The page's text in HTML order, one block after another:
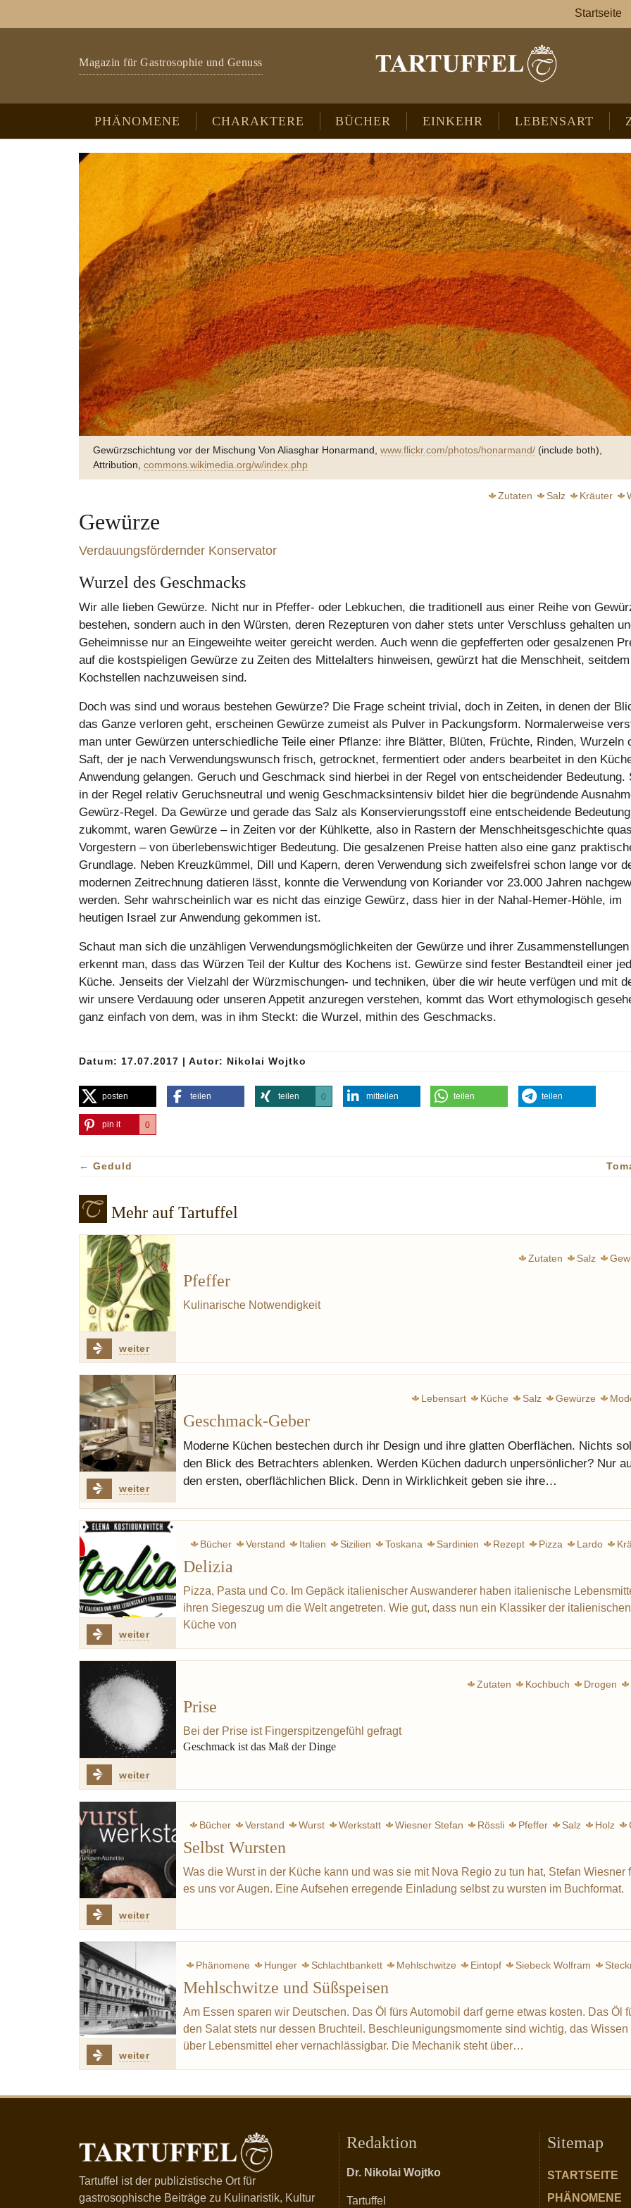
Magazin für Gastrosophie und Genuss
PHÄNOMENE CHARAKTERE BÜCHER EINKEHR LEBENSART
Startseite
Gewürzschichtung vor der Mischung Von Aliasghar Honarmand, www.flickr.com/photos/honarmand/ (include both),
Attribution, commons.wikimedia.org/w/index.php
Zutaten Salz Kräuter
Gewürze
Verdauungsfördernder Konservator
Wurzel des Geschmacks
Wir alle lieben Gewürze. Nicht nur in Pfeffer- oder Lebkuchen, die traditionell aus einer Reihe von
bestehen, sondern auch in den Würsten, deren Rezepturen von daher stets unter Verschluss gehalten
Geheimnisse nur an Eingeweihte weiter gereicht werden. Auch wenn die gepfefferten oder gesalzenen
auf die kostspieligen Gewürze zu Zeiten des Mittelalters hinweisen, gewürzt hat die Menschheit, seitdem
Kochstellen nachzuweisen sind.
Doch was sind und woraus bestehen Gewürze? Die Frage scheint trivial, doch in Zeiten, in denen der
das Ganze verloren geht, erscheinen Gewürze zumeist als Pulver in Packungsform. Normalerweise
man unter Gewürzen unterschiedliche Teile einer Pflanze: ihre Blätter, Blüten, Früchte, Rinden, Wurzeln
Saft, der je nach Verwendungswunsch frisch, getrocknet, fermentiert oder anders bearbeitet in den
Anwendung gelangen. Geruch und Geschmack sind hierbei in der Regel von entscheidender Bedeutung.
in der Regel relativ Geruchsneutral und wenig Geschmacksintensiv bildet hier die begründende
Gewürz-Regel. Da Gewürze und gerade das Salz als Konservierungsstoff eine entscheidende Bedeutung
zukommt, waren Gewürze – in Zeiten vor der Kühlkette, also in Rastern der Menschheitsgeschichte
Vorgestern – von überlebenswichtiger Bedeutung. Die gesalzenen Preise hatten also eine ganz
Grundlage. Neben Kreuzkümmel, Dill und Kapern, deren Verwendung sich zweifelsfrei schon lange vor
modernen Zeitrechnung datieren lässt, konnte die Verwendung von Koriander vor 23.000 Jahren
werden. Sehr wahrscheinlich war es nicht das einzige Gewürz, dass hier in der Nahal-Hemer-Höhle, im
heutigen Israel zur Anwendung gekommen ist.
Schaut man sich die unzähligen Verwendungsmöglichkeiten der Gewürze und ihrer Zusammenstellungen
erkennt man, dass das Würzen Teil der Kultur des Kochens ist. Gewürze sind fester Bestandteil einer
Küche. Jenseits der Vielzahl der Würzmischungen- und techniken, über die wir heute verfügen und mit
wir unsere Verdauung oder unseren Appetit anzuregen verstehen, kommt das Wort ethymologisch
ganz einfach von dem, was in ihm Steckt: die Wurzel, mithin des Geschmacks.
Datum: 17.07.2017 | Autor: Nikolai Wojtko
posten teilen teilen 0 mitteilen teilen teilen
pin it 0
← Geduld
Mehr auf Tartuffel
weiter
Zutaten Salz
Pfeffer
Kulinarische Notwendigkeit
weiter
Lebensart Küche Salz Gewürze
Geschmack-Geber
Moderne Küchen bestechen durch ihr Design und ihre glatten Oberflächen. Nichts
den Blick des Betrachters ablenken. Werden Küchen dadurch unpersönlicher? Nur
den ersten, oberflächlichen Blick. Denn in Wirklichkeit geben sie ihre…
weiter
Bücher Verstand Italien Sizilien Toskana Sardinien Rezept Pizza Lardo
Delizia
Pizza, Pasta und Co. Im Gepäck italienischer Auswanderer haben italienische
ihren Siegeszug um die Welt angetreten. Wie gut, dass nun ein Klassiker der italienischen
Küche von
weiter
Zutaten Kochbuch Drogen
Prise
Bei der Prise ist Fingerspitzengefühl gefragt
Geschmack ist das Maß der Dinge
weiter
Bücher Verstand Wurst Werkstatt Wiesner Stefan Rössli Pfeffer Salz Holz
Selbst Wursten
Was die Wurst in der Küche kann und was sie mit Nova Regio zu tun hat, Stefan Wiesner
es uns vor Augen. Eine Aufsehen erregende Einladung selbst zu wursten im Buchformat.
weiter
Phänomene Hunger Schlachtbankett Mehlschwitze Eintopf Siebeck Wolfram
Sabbat
Gemüse Kräuter
Mehlschwitze und Süßspeisen
Am Essen sparen wir Deutschen. Das Öl fürs Automobil darf gerne etwas kosten. Das Öl
den Salat stets nur dessen Bruchteil. Beschleunigungsmomente sind wichtig, das Wissen
über Lebensmittel eher vernachlässigbar. Die Mechanik steht über…
weiter
Tartuffel ist der publizistische Ort für
gastrosophische Beiträge zu Kulinaristik, Kultur
Redaktion
Dr. Nikolai Wojtko
Tartuffel
Sitemap
STARTSEITE
PHÄNOMENE